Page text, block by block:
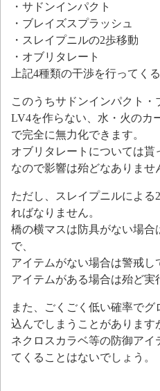
・サドンインパクト
・ブレイズスプラッシュ
・スレイプニルの2歩移動
・オブリタレート
上記4種類の干渉を行ってく
このうちサドンインパクト
LV4を作らない、水・火のカ
で完全に無力化できます。
オブリタレートについては貰
なので影響は殆どなありませ
ただし、スレイプニルによる
ればなりません。
橋の横マスは防具がない場
で、
アイテムがない場合は警戒し
アイテムがある場合は殆ど実
また、ごくごく低い確率で
込んでしまうことがあります
ネクロスカラベ等の防御ア
てくることはないでしょう。